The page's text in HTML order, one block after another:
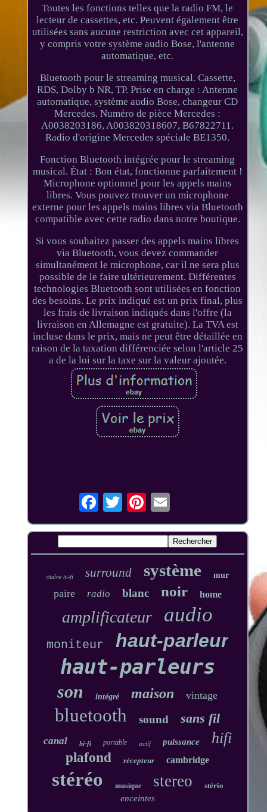
Toutes les fonctions telles que la radio FM, le
lecteur de cassettes, etc. Peuvent également être
utilisées sans aucune restriction avec cet appareil,
y compris votre système audio Bose, l'antenne
automatique, etc.
Bluetooth pour le streaming musical. Cassette,
RDS, Dolby b NR, TP. Prise en charge : Antenne
automatique, système audio Bose, changeur CD
Mercedes. Numéro de pièce Mercedes :
A0038203186, A003820318607, B67822711.
Radio d'origine Mercedes spéciale BE1350.
Fonction Bluetooth intégrée pour le streaming
musical. État : Bon état, fonctionne parfaitement !
Microphone optionnel pour les appels mains
libres. Vous pouvez trouver un microphone
externe pour les appels mains libres via Bluetooth
compatible avec cette radio dans notre boutique.
Si vous souhaitez passer des appels mains libres
via Bluetooth, vous devez commander
simultanément le microphone, car il ne sera plus
possible de le faire ultérieurement. Différentes
technologies Bluetooth sont utilisées en fonction
des besoins. Le prix indiqué est un prix final, plus
les frais de livraison indiqués dans l'offre (la
livraison en Allemagne est gratuite). La TVA est
incluse dans le prix, mais ne peut être détaillée en
raison de la taxation différenciée selon l'article 25
a de la loi sur la taxe sur la valeur ajoutée.
chaîne hi-fi surround système mur
paire radio blanc noir home
amplificateur audio
moniteur haut-parleur
haut-parleurs
son intégré maison vintage
bluetooth sound sans fil
canal hi-fi portable actif puissance hifi
plafond récepteur cambridge
stéréo musique stereo stério
enceintes